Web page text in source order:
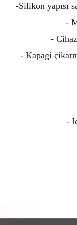
-Silikon yapısı
-
-
- Kapagi
-